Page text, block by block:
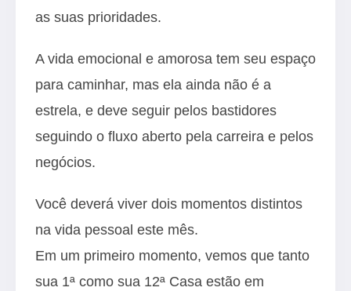
as suas prioridades.
A vida emocional e amorosa tem seu espaço
para caminhar, mas ela ainda não é a
estrela, e deve seguir pelos bastidores
seguindo o fluxo aberto pela carreira e pelos
negócios.
Você deverá viver dois momentos distintos
na vida pessoal este mês.
Em um primeiro momento, vemos que tanto
sua 1ª como sua 12ª Casa estão em